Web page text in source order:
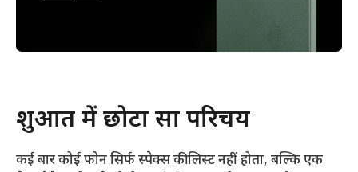
शुरुआत में छोटा सा परिचय
कई बार कोई फोन सिर्फ स्पेक्स की लिस्ट नहीं होता, बल्कि एक